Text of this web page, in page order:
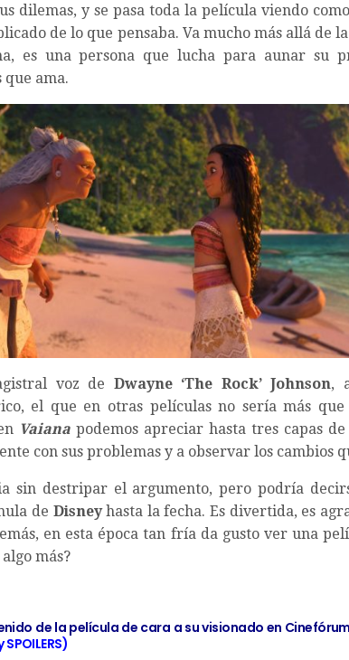
dilemas, y se pasa toda la película viendo
de lo que pensaba. Va mucho más allá de
es una persona que lucha para aunar su
ama.
voz de Dwayne ‘The Rock’ Johnson,
el que en otras películas no sería más
Vaiana podemos apreciar hasta tres capas
con sus problemas y a observar los cambios
sin destripar el argumento, pero podría
de Disneyhasta la fecha. Es divertida, es
en esta época tan fría da gusto ver una
más?
de la película de cara a su visionado en